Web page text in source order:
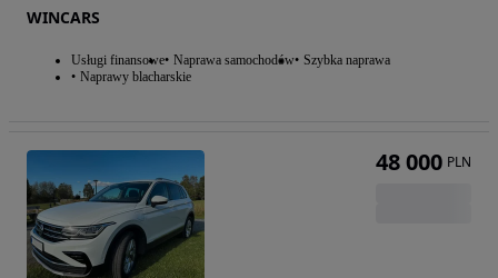
WINCARS
Usługi finansowe Naprawa samochodów Szybka naprawa
Naprawy blacharskie
48 000 PLN